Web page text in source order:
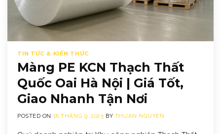
TIN TỨC & KIẾN THỨC
Màng PE KCN Thạch Thất
Quốc Oai Hà Nội | Giá Tốt,
Giao Nhanh Tận Nơi
POSTED ON 18 THÁNG 9, 2025 BY THUAN NGUYEN